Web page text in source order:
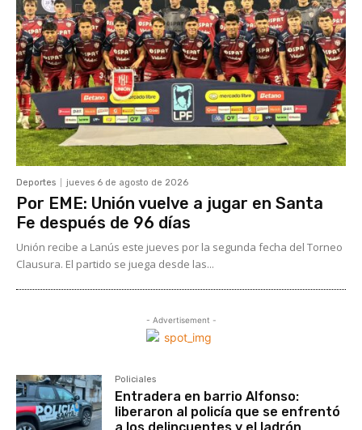
Deportes jueves 6 de agosto de 2026
Por EME: Unión vuelve a jugar en Santa
Fe después de 96 días
Unión recibe a Lanús este jueves por la segunda fecha del Torneo
Clausura. El partido se juega desde las...
- Advertisement -
Policiales
Entradera en barrio Alfonso:
liberaron al policía que se enfrentó